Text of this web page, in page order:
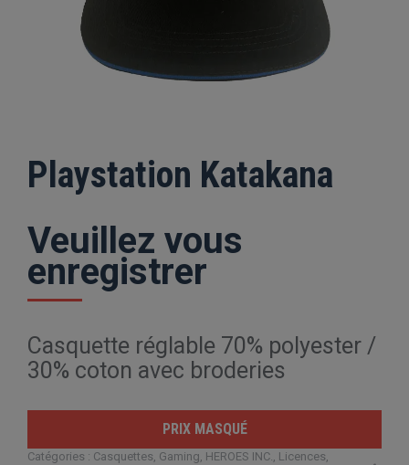
Playstation Katakana
Veuillez vous
enregistrer
Casquette réglable 70% polyester /
30% coton avec broderies
PRIX MASQUÉ
Catégories : Casquettes, Gaming, HEROES INC., Licences,